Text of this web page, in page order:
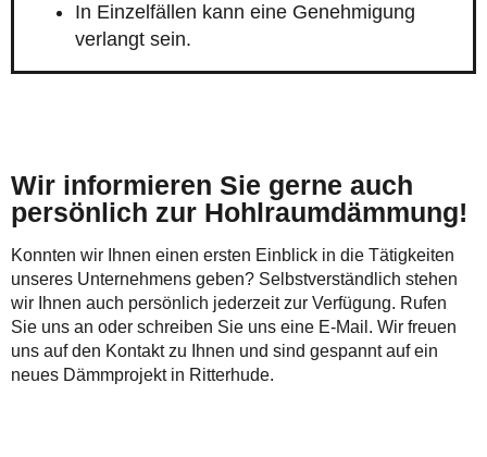
In Einzelfällen kann eine Genehmigung
verlangt sein.
Wir informieren Sie gerne auch
persönlich zur Hohlraumdämmung!
Konnten wir Ihnen einen ersten Einblick in die Tätigkeiten
unseres Unternehmens geben? Selbstverständlich stehen
wir Ihnen auch persönlich jederzeit zur Verfügung. Rufen
Sie uns an oder schreiben Sie uns eine E-Mail. Wir freuen
uns auf den Kontakt zu Ihnen und sind gespannt auf ein
neues Dämmprojekt in Ritterhude.